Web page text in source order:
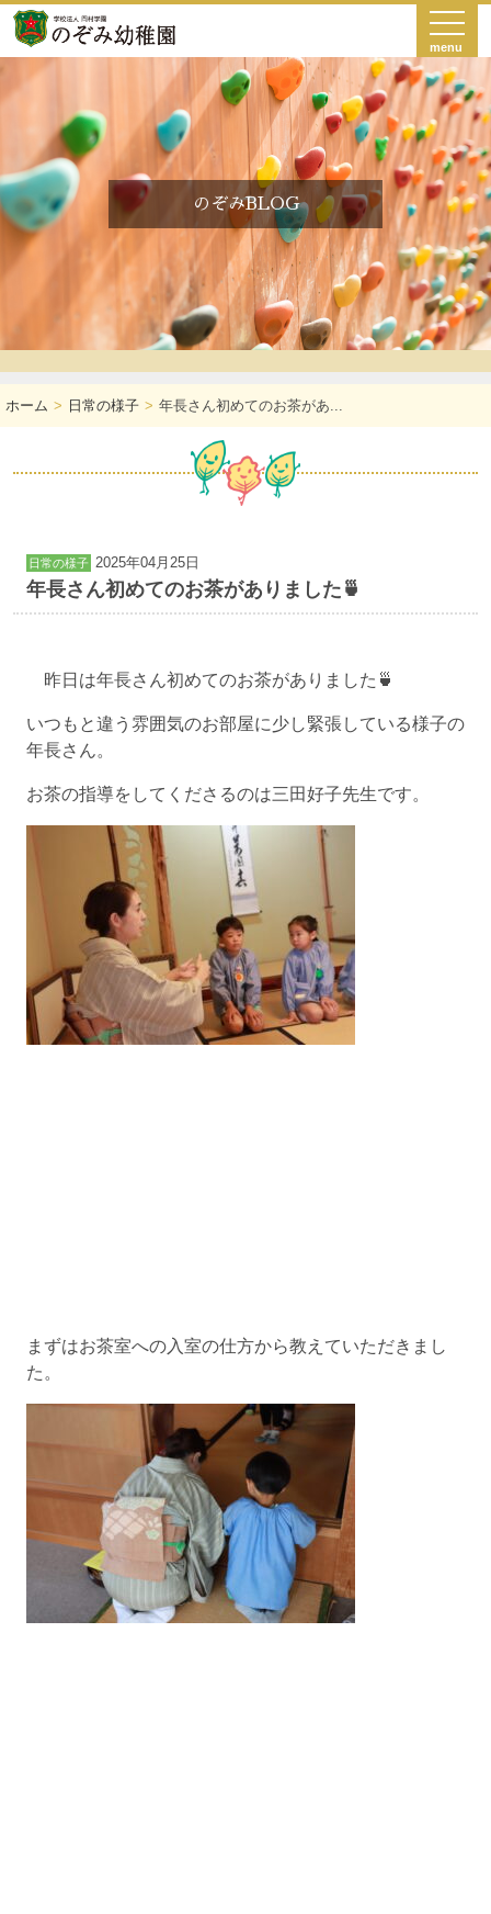
menu
のぞみBLOG
ホーム 日常の様子 年長さん初めてのお茶があ...
日常の様子 2025年04月25日
年長さん初めてのお茶がありました🍵
昨日は年長さん初めてのお茶がありました🍵
いつもと違う雰囲気のお部屋に少し緊張している様子の
年長さん。
お茶の指導をしてくださるのは三田好子先生です。
まずはお茶室への入室の仕方から教えていただきまし
た。